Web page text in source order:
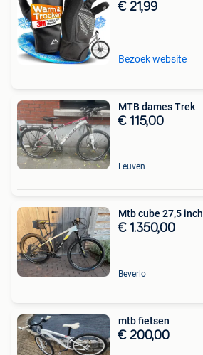
€ 21,99
Bezoek website
MTB dames Trek
€ 115,00
Leuven
Mtb cube 27,5 inch
€ 1.350,00
Beverlo
mtb fietsen
€ 200,00